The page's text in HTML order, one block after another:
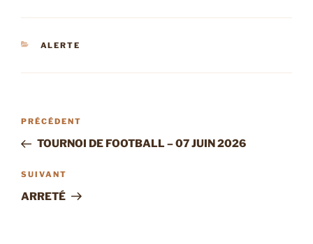
CATÉGORIES
ALERTE
Navigation
l’article
Article
précédent
PRÉCÉDENT
TOURNOI DE FOOTBALL – 07 JUIN 2026
Article
suivant
SUIVANT
ARRETÉ